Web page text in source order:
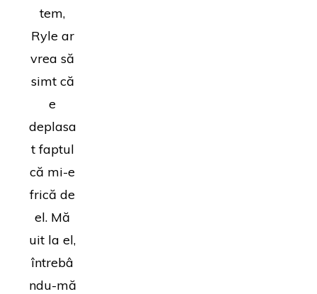
tem,
Ryle ar
vrea să
simt că
e
deplasa
t faptul
că mi-e
frică de
el. Mă
uit la el,
întrebâ
ndu-mă